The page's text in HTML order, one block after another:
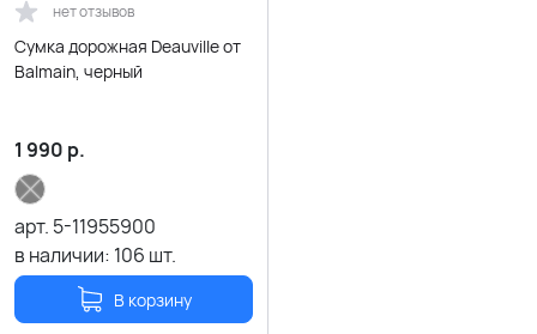
нет отзывов
Сумка дорожная Deauville от
Balmain, черный
1 990 р.
арт. 5-11955900
в наличии: 106 шт.
В корзину